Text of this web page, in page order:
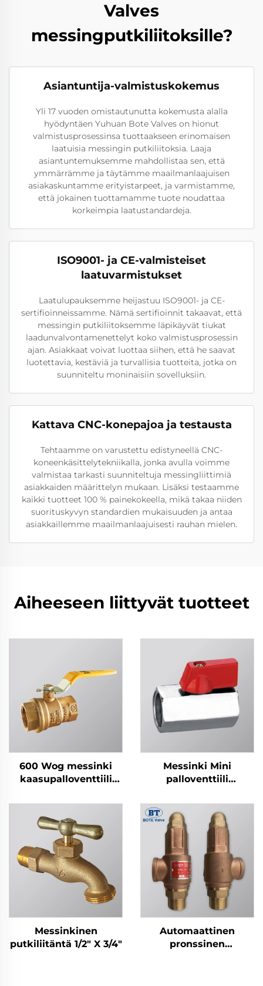
Valves
messingputkiliitoksille?
Asiantuntija-valmistuskokemus
Yli 17 vuoden omistautunutta kokemusta alalla
hyödyntäen Yuhuan Bote Valves on hionut
valmistusprosessinsa tuottaakseen erinomaisen
laatuisia messingin putkiliitoksia. Laaja
asiantuntemuksemme mahdollistaa sen, että
ymmärrämme ja täytämme maailmanlaajuisen
asiakaskuntamme erityistarpeet, ja varmistamme,
että jokainen tuottamamme tuote noudattaa
korkeimpia laatustandardeja.
ISO9001- ja CE-valmisteiset
laatuvarmistukset
Laatulupauksemme heijastuu ISO9001- ja CE-
sertifioinneissamme. Nämä sertifioinnit takaavat, että
messingin putkiliitoksemme läpikäyvät tiukat
laadunvalvontamenettelyt koko valmistusprosessin
ajan. Asiakkaat voivat luottaa siihen, että he saavat
luotettavia, kestäviä ja turvallisia tuotteita, jotka on
suunniteltu moninaisiin sovelluksiin.
Kattava CNC-konepajoa ja testausta
Tehtaamme on varustettu edistyneellä CNC-
koneenkäsittelytekniikalla, jonka avulla voimme
valmistaa tarkasti suunniteltuja messingliittimiä
asiakkaiden määrittelyn mukaan. Lisäksi testaamme
kaikki tuotteet 100 % painekokeella, mikä takaa niiden
suorituskyvyn standardien mukaisuuden ja antaa
asiakkaillemme maailmanlaajuisesti rauhan mielen.
Aiheeseen liittyvät tuotteet
600 Wog messinki
kaasupalloventtiili
Messinki Mini
palloventtiili
Messinkinen
putkiliitäntä 1/2" X 3/4"
Automaattinen
pronssinen